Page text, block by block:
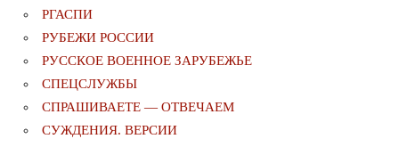
РГАСПИ
РУБЕЖИ РОССИИ
РУССКОЕ ВОЕННОЕ ЗАРУБЕЖЬЕ
СПЕЦСЛУЖБЫ
СПРАШИВАЕТЕ — ОТВЕЧАЕМ
СУЖДЕНИЯ. ВЕРСИИ